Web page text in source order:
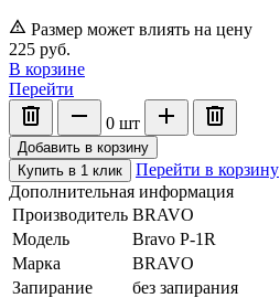
Размер может влиять на цену
225 руб.
В корзине
Перейти
0 шт
Добавить в корзину
Купить в 1 клик
Перейти в корзину
Дополнительная информация
Производитель BRAVO
Модель
Bravo P-1R
Марка
BRAVO
Запирание
без запирания